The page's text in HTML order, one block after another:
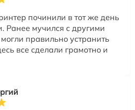
починили в тот же день
Ранее мучился с другими
правильно устранить
все сделали грамотно и